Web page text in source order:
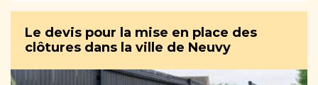
Le devis pour la mise en place des
clôtures dans la ville de Neuvy